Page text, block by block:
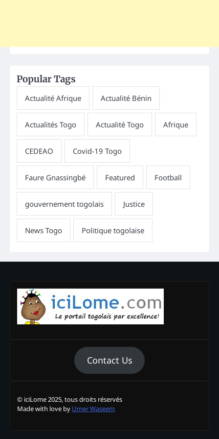
Popular Tags
Contact Us
© iciLome 2025, tous droits réservés
Made with love by Umer Waseem